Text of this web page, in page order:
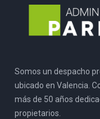
Somos un despacho
ubicado en Valencia.
más de 50 años
propietarios.